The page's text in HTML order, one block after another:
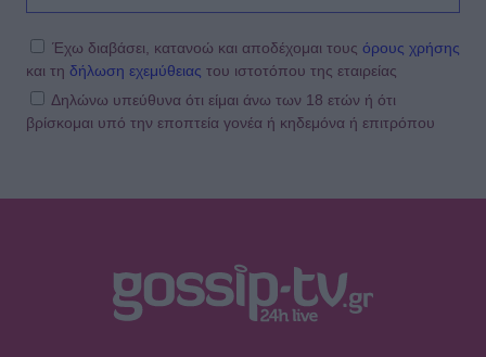
Έχω διαβάσει, κατανοώ και αποδέχομαι τους όρους χρήσης
και τη δήλωση εχεμύθειας του ιστοτόπου της εταιρείας
Δηλώνω υπεύθυνα ότι είμαι άνω των 18 ετών ή ότι
βρίσκομαι υπό την εποπτεία γονέα ή κηδεμόνα ή επιτρόπου